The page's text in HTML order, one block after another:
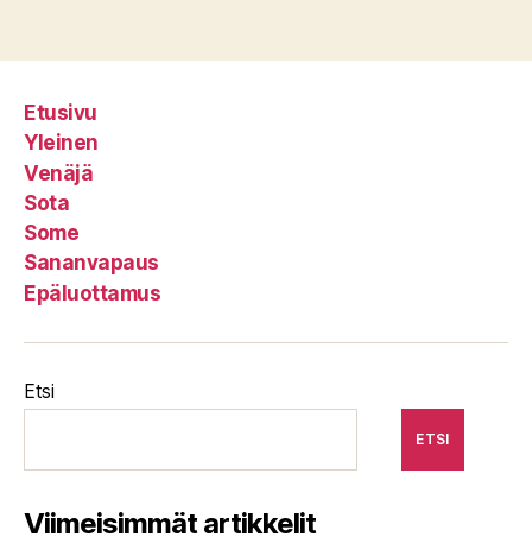
Etusivu
Yleinen
Venäjä
Sota
Some
Sananvapaus
Epäluottamus
Etsi
ETSI
Viimeisimmät artikkelit